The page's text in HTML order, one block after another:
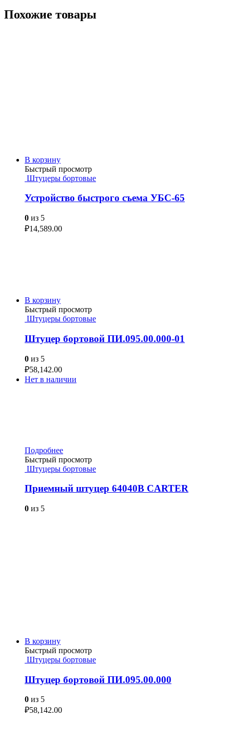
Похожие товары
В корзину
Быстрый просмотр
Штуцеры бортовые
Устройство быстрого съема УБС-65
0 из 5
₽14,589.00
В корзину
Быстрый просмотр
Штуцеры бортовые
Штуцер бортовой ПИ.095.00.000-01
0 из 5
₽58,142.00
Нет в наличии
Подробнее
Быстрый просмотр
Штуцеры бортовые
Приемный штуцер 64040B CARTER
0 из 5
В корзину
Быстрый просмотр
Штуцеры бортовые
Штуцер бортовой ПИ.095.00.000
0 из 5
₽58,142.00